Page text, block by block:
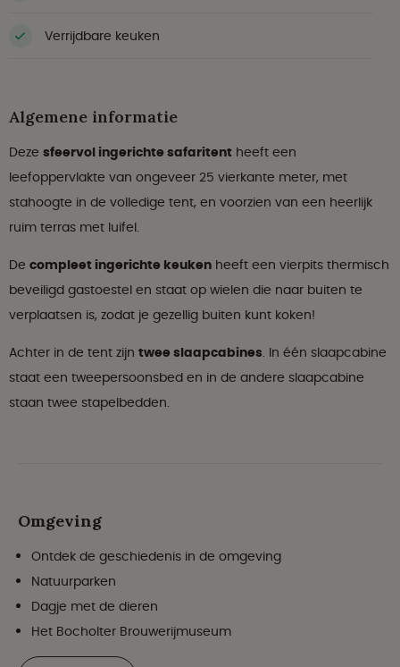
Verrijdbare keuken
Algemene informatie
Deze sfeervol ingerichte safaritent heeft een
leefoppervlakte van ongeveer 25 vierkante meter, met
stahoogte in de volledige tent, en voorzien van een heerlijk
ruim terras met luifel.
De compleet ingerichte keuken heeft een vierpits thermisch
beveiligd gastoestel en staat op wielen die naar buiten te
verplaatsen is, zodat je gezellig buiten kunt koken!
Achter in de tent zijn twee slaapcabines. In één slaapcabine
staat een tweepersoonsbed en in de andere slaapcabine
staan twee stapelbedden.
Omgeving
Ontdek de geschiedenis in de omgeving
Natuurparken
Dagje met de dieren
Het Bocholter Brouwerijmuseum